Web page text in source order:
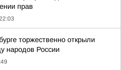
прав
торжественно открыли
народов России